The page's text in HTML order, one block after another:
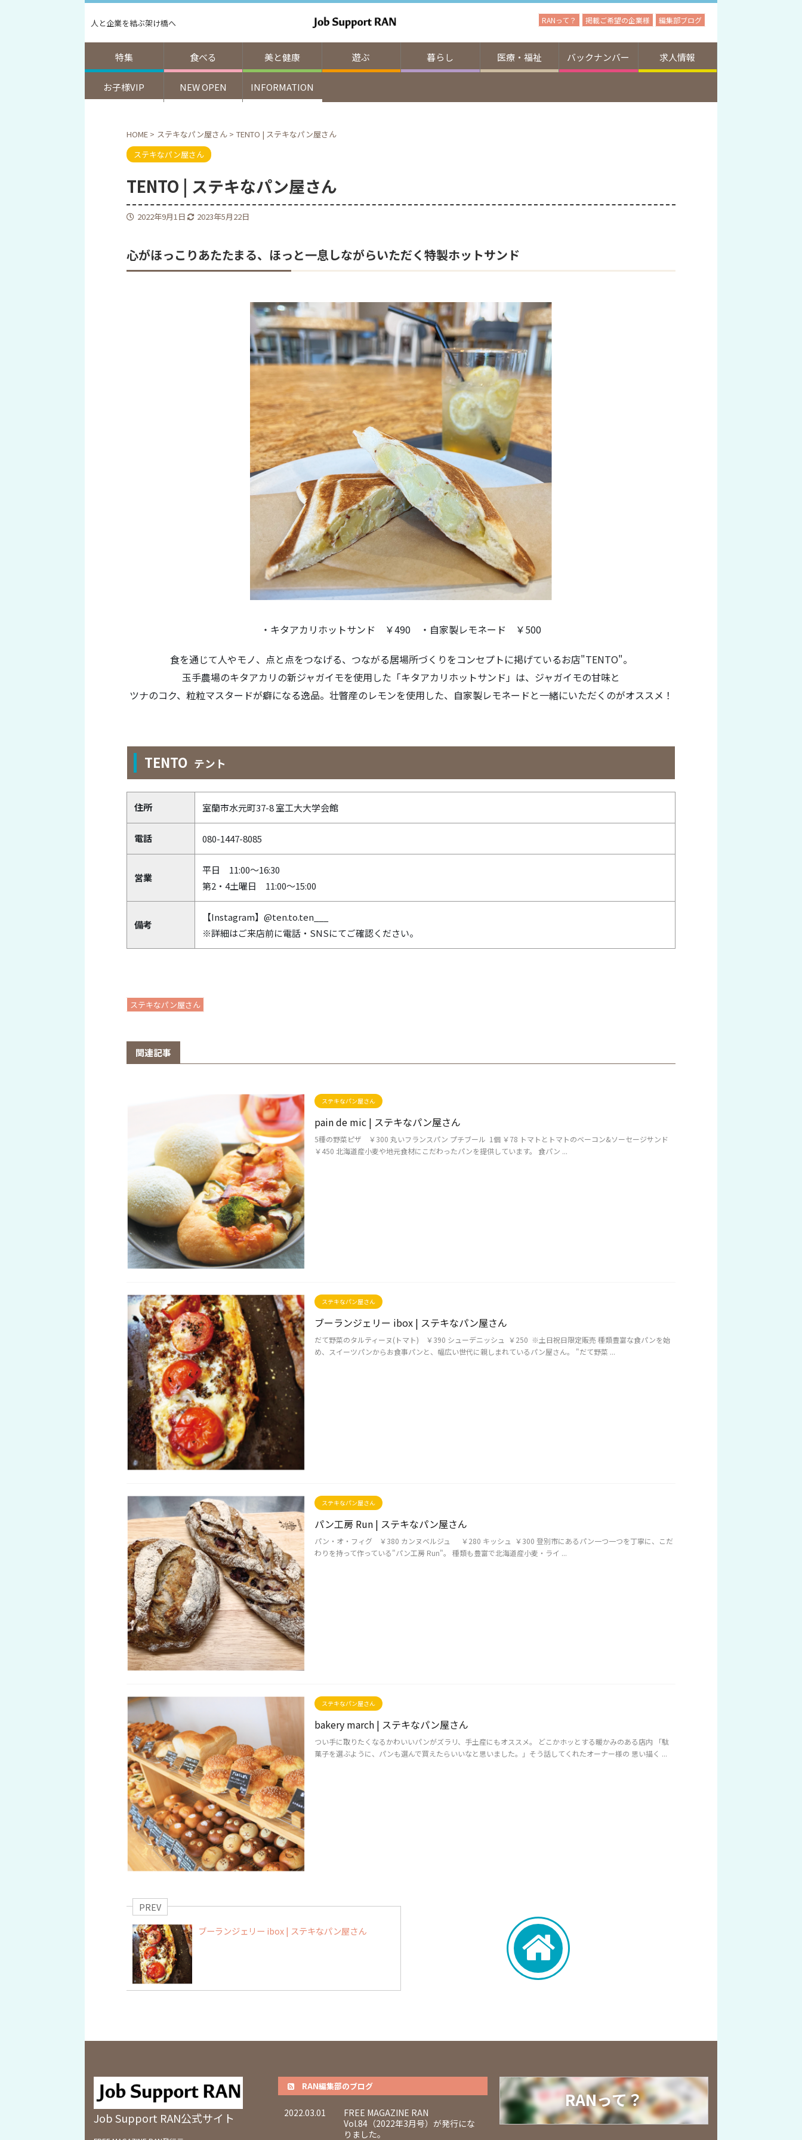
人と企業を結ぶ架け橋へ RANって？ 掲載ご希望の企業様 編集部ブログ
特集 食べる 美と健康 遊ぶ 暮らし 医療・福祉 バックナンバー 求人情報
お子様VIP NEW OPEN INFORMATION
HOME > ステキなパン屋さん > TENTO | ステキなパン屋さん
ステキなパン屋さん
TENTO | ステキなパン屋さん
2022年9月1日 2023年5月22日
心がほっこりあたたまる、ほっと一息しながらいただく特製ホットサンド
・キタアカリホットサンド ￥490 ・自家製レモネード ￥500
食を通じて人やモノ、点と点をつなげる、つながる居場所づくりをコンセプトに掲げているお店"TENTO"。
玉手農場のキタアカリの新ジャガイモを使用した「キタアカリホットサンド」は、ジャガイモの甘味と
ツナのコク、粒粒マスタードが癖になる逸品。壮瞥産のレモンを使用した、自家製レモネードと一緒にいただくのがオススメ！
TENTO テント
住所 室蘭市水元町37-8 室工大大学会館
電話 080-1447-8085
営業
平日 11:00～16:30
第2・4土曜日 11:00～15:00
備考
【Instagram】@ten.to.ten___
※詳細はご来店前に電話・SNSにてご確認ください。
ステキなパン屋さん
関連記事
ステキなパン屋さん
pain de mic | ステキなパン屋さん
5種の野菜ピザ ￥300 丸いフランスパン プチブール 1個 ￥78 トマトとトマトのベーコン&ソーセージサンド
￥450 北海道産小麦や地元食材にこだわったパンを提供しています。 食パン ...
ステキなパン屋さん
ブーランジェリー ibox | ステキなパン屋さん
だて野菜のタルティーヌ(トマト) ￥390 シューデニッシュ ￥250 ※土日祝日限定販売 種類豊富な食パンを始
め、スイーツパンからお食事パンと、幅広い世代に親しまれているパン屋さん。 "だて野菜 ...
ステキなパン屋さん
パン工房 Run | ステキなパン屋さん
パン・オ・フィグ ￥380 カンヌベルジュ ￥280 キッシュ ￥300 登別市にあるパン一つ一つを丁寧に、こだ
わりを持って作っている"パン工房 Run"。 種類も豊富で北海道産小麦・ライ ...
ステキなパン屋さん
bakery march | ステキなパン屋さん
つい手に取りたくなるかわいいパンがズラリ、手土産にもオススメ。 どこかホッとする暖かみのある店内 「駄
菓子を選ぶように、パンも選んで買えたらいいなと思いました。」そう話してくれたオーナー様の 思い描く ...
PREV
ブーランジェリー ibox | ステキなパン屋さん
RAN編集部のブログ
2022.03.01
FREE MAGAZINE RAN
Vol.84（2022年3月号）が発行にな
りました。
RANって？
Job Support RAN公式サイト